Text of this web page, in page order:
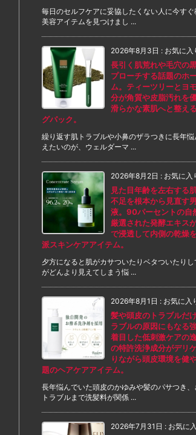
毎日のセルフケアに妥協したくない人に今す
美容アイテムを見つけまし ...
2026年8月3日 : お気に入
長引く肌荒れや毛穴の
プローチする話題のホ
ム。ティーツリーとヨ
分が角質や皮脂汚れを
滑らかな素肌へと整え
グパック。
繰り返す肌トラブルや小鼻のザラつきに長年
えたいのが、ウェルダーマ ...
2026年8月2日 : お気に入
見た目年齢を左右する
不足を根本から見直す
液。90パーセントの自
厳選された発酵エキス
で浸透して内側の乾燥
派スキンケアアイテム。
夕方になると肌がカサついたりベタついたり
がどんより見えてしまう悩 ...
2026年8月1日 : お気に入
髪や頭皮のトラブルだ
ラブルの原因にもなる
着目した低刺激ケアの
の特許洗浄成分がデリ
りながら頭皮環境を健
題のヘアケアアイテム。
長年悩んでいた頭皮のかゆみや髪のパサつき
トラブルまで洗髪料が関係 ...
2026年7月31日 : お気に